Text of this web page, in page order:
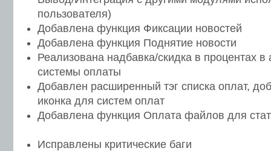
пользователя)
Добавлена функция Фиксации новостей
Добавлена функция Поднятие новости
Реализована надбавка/скидка в процентах
системы оплаты
Добавлен расширенный тэг списка оплат,
иконка для систем оплат
Добавлена функция Оплата файлов для
Исправлены критические баги